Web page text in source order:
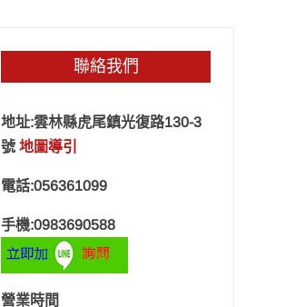
聯絡我們
地址:雲林縣虎尾鎮光復路130-3
號地圖導引
電話:056361099
手機:0983690588
營業時間